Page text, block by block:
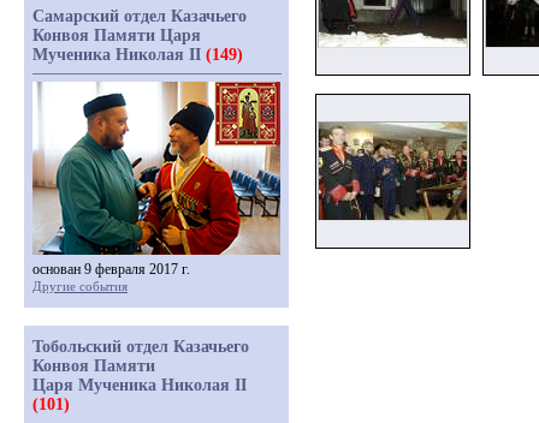
Самарский отдел Казачьего
Конвоя Памяти Царя
Мученика Николая II (149)
основан 9 февраля 2017 г.
Другие события
Тобольский отдел Казачьего
Конвоя Памяти
Царя Мученика Николая II
(101)